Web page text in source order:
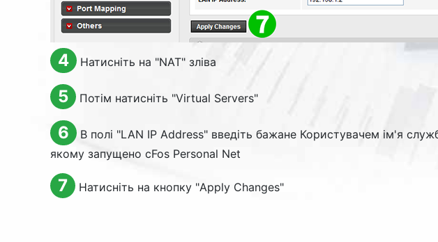
4 Натисніть на "NAT" зліва
5 Потім натисніть "Virtual Servers"
6 В полі "LAN IP Address" введіть бажане Користувачем ім'я
якому запущено cFos Personal Net
7 Натисніть на кнопку "Apply Changes"